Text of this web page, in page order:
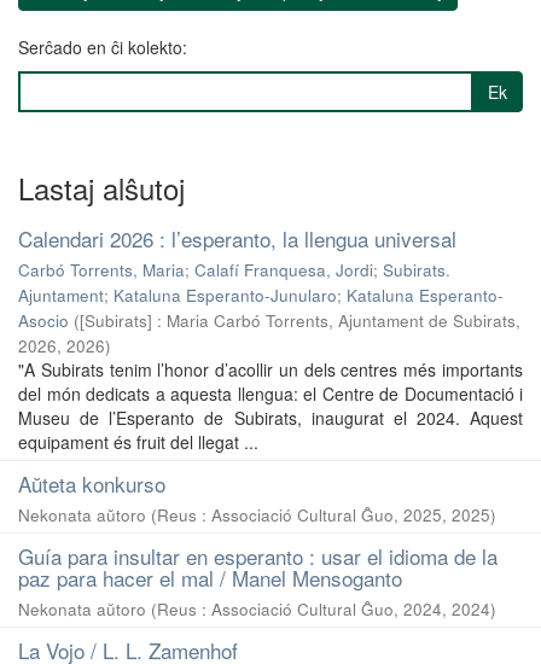
Serĉado en ĉi kolekto:
Ek
Lastaj alŝutoj
Calendari 2026 : l’esperanto, la llengua universal
Carbó Torrents, Maria; Calafí Franquesa, Jordi; Subirats.
Ajuntament; Kataluna Esperanto-Junularo; Kataluna Esperanto-
Asocio ([Subirats] : Maria Carbó Torrents, Ajuntament de Subirats,
2026, 2026)
"A Subirats tenim l’honor d’acollir un dels centres més importants
del món dedicats a aquesta llengua: el Centre de Documentació i
Museu de l’Esperanto de Subirats, inaugurat el 2024. Aquest
equipament és fruit del llegat ...
Aŭteta konkurso
Nekonata aŭtoro (Reus : Associació Cultural Ĝuo, 2025, 2025)
Guía para insultar en esperanto : usar el idioma de la
paz para hacer el mal / Manel Mensoganto
Nekonata aŭtoro (Reus : Associació Cultural Ĝuo, 2024, 2024)
La Vojo / L. L. Zamenhof